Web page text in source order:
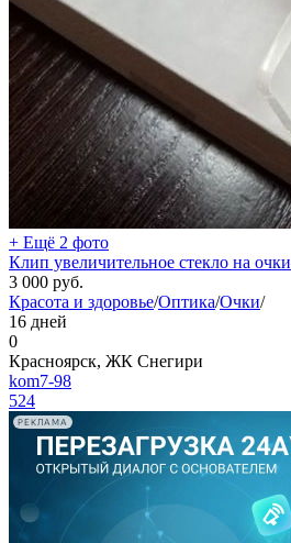
+ Ещё 2 фото
Клип увеличительное стекло на очки
3 000 руб.
Красота и здоровье/Оптика/Очки/
16 дней
0
Красноярск, ЖК Снегири
kom7-98
524
РЕКЛАМА